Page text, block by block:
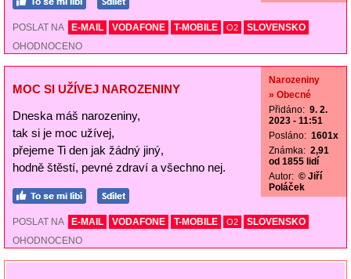
POSLAT NA E-MAIL VODAFONE T-MOBILE O2
SLOVENSKO
OHODNOCENO
MOC SI UŽÍVEJ NAROZENINY
Dneska máš narozeniny,
tak si je moc užívej,
přejeme Ti den jak žádný jiný,
hodně štěstí, pevné zdraví a všechno nej.
Narozeniny
» Obecné
Přidáno: 9. 2.
2023 - 11:51
Posláno: 1601x
Známka: 2,91
od 1855 lidí
Autor: © Jiří
Poláček
POSLAT NA E-MAIL VODAFONE T-MOBILE O2
SLOVENSKO
OHODNOCENO